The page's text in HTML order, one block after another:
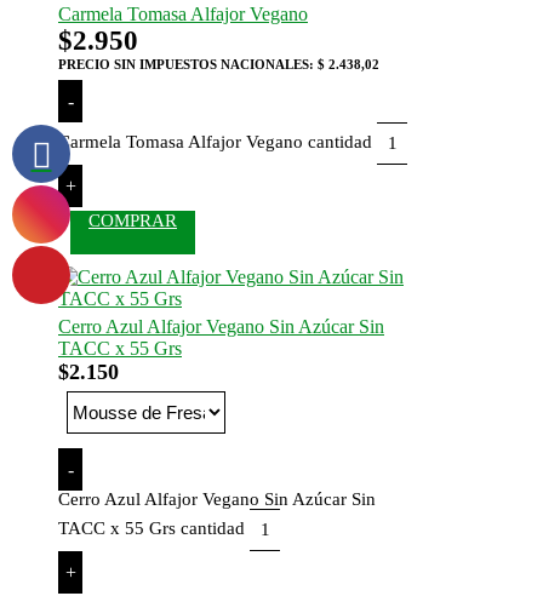
Carmela Tomasa Alfajor Vegano
$2.950
PRECIO SIN IMPUESTOS NACIONALES: $ 2.438,02
-
Carmela Tomasa Alfajor Vegano cantidad
+
COMPRAR
Cerro Azul Alfajor Vegano Sin Azúcar Sin
TACC x 55 Grs
$2.150
-
Cerro Azul Alfajor Vegano Sin Azúcar Sin
TACC x 55 Grs cantidad
+